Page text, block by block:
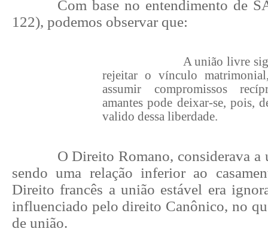
Com base no entendimento de
122), podemos observar que:
A união livre
rejeitar o vínculo
assumir compromissos
amantes pode deixar-se, pois,
valido dessa liberdade.
O Direito Romano, considerava a
sendo uma relação inferior ao
Direito francês a união estável era
influenciado pelo direito Canônico, no
de união.